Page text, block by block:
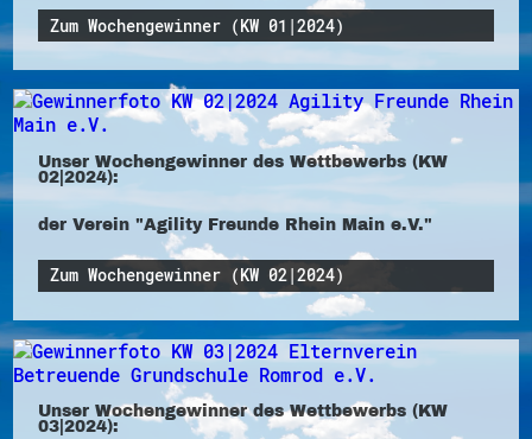
Zum Wochengewinner (KW 01|2024)
Unser Wochengewinner des Wettbewerbs (KW
02|2024):
der Verein "Agility Freunde Rhein Main e.V."
Zum Wochengewinner (KW 02|2024)
Unser Wochengewinner des Wettbewerbs (KW
03|2024):